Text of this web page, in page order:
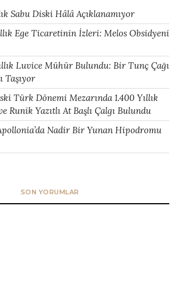
Sabu Diski Hâlâ Açıklanamıyor
Ege Ticaretinin İzleri: Melos Obsidyeni
Luvice Mühür Bulundu: Bir Tunç Çağı
Taşıyor
Türk Dönemi Mezarında 1.400 Yıllık
Runik Yazıtlı At Başlı Çalgı Bulundu
Nadir Bir Yunan Hipodromu
SON YORUMLAR